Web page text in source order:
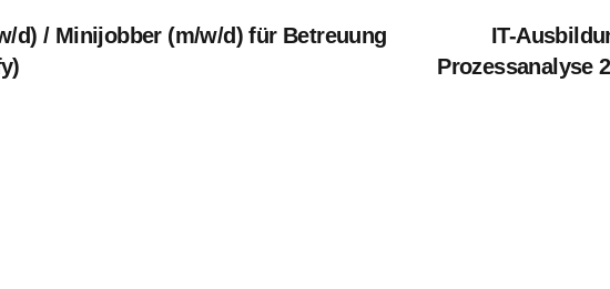
d) / Minijobber (m/w/d) für Betreuung
IT-
Prozessanalyse